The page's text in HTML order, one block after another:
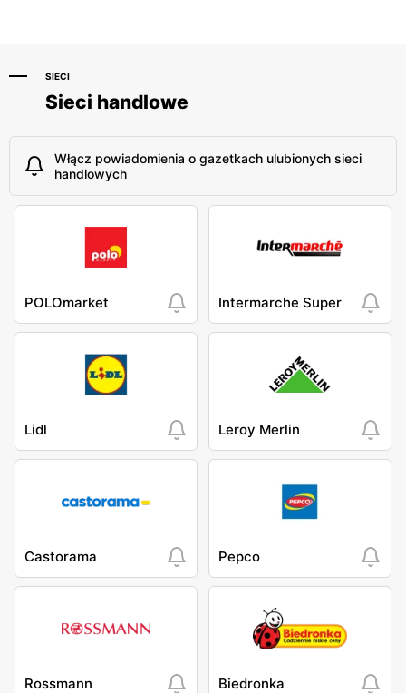
SIECI
Sieci handlowe
Włącz powiadomienia o gazetkach ulubionych sieci
handlowych
POLOmarket Intermarche Super
Lidl Leroy Merlin
Castorama Pepco
Rossmann Biedronka